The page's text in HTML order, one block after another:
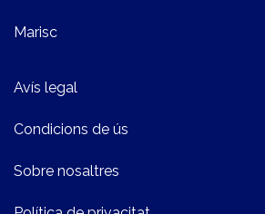
Marisc
Avís legal
Condicions de ús
Sobre nosaltres